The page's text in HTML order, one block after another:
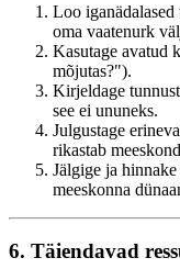
Loo
oma vaatenurk
Kasutage avatud
mõjutas?").
Kirjeldage
see ei ununeks.
Julgustage
rikastab
Jälgige ja
meeskonna
6. Täiendavad